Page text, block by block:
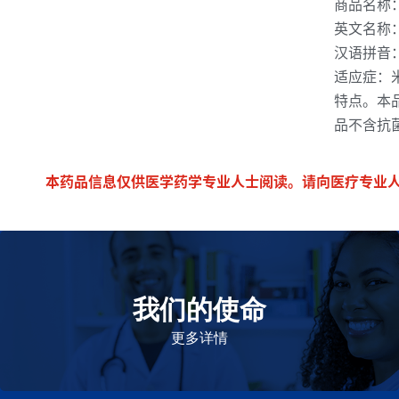
商品名称
英文名称
汉语拼音
适应症：
特点。本
品不含抗
本药品信息仅供医学药学专业人士阅读。请向医疗专业
我们的使命
更多详情
致力于提高患者的生命健康和质量